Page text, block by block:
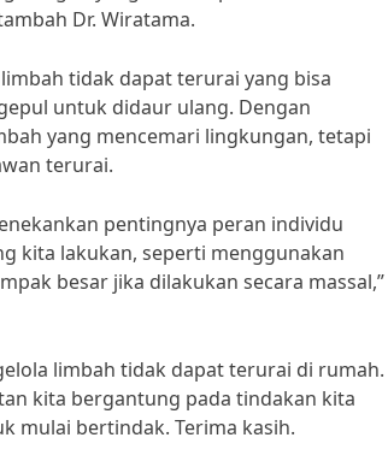
Dr. Wiratama.
tidak dapat terurai yang bisa
untuk didaur ulang. Dengan
yang mencemari lingkungan, tetapi
terurai.
pentingnya peran individu
kita lakukan, seperti menggunakan
besar jika dilakukan secara massal,”
limbah tidak dapat terurai di rumah.
kita bergantung pada tindakan kita
mulai bertindak. Terima kasih.